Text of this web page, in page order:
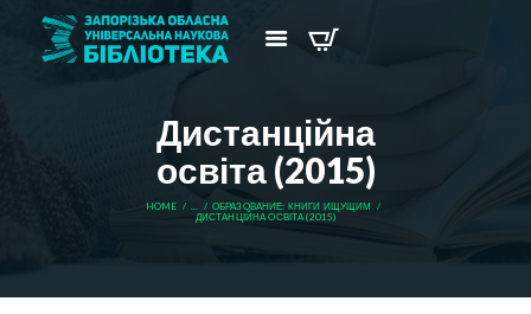
Дистанційна
освіта (2015)
HOME ...
ОБРАЗОВАНИЕ: КНИГИ ИЩУЩИМ
ДИСТАНЦІЙНА ОСВІТА (2015)